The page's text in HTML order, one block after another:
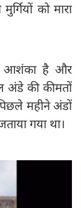
को मारा
आशंका है और
अंडे की कीमतों
महीने अंडों
गया था।